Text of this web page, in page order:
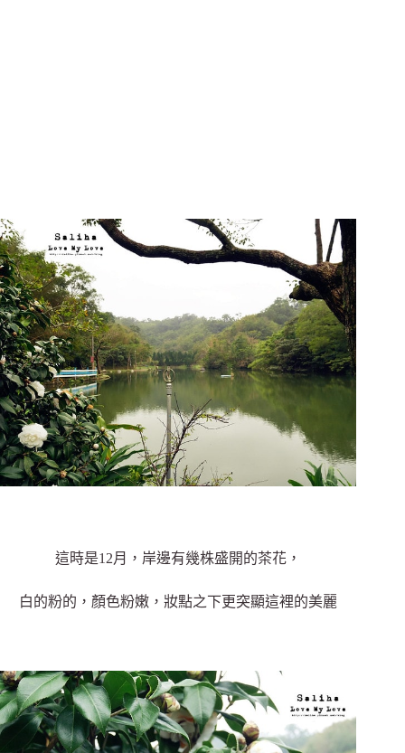
這時是12月，岸邊有幾株盛開的茶花，
白的粉的，顏色粉嫩，妝點之下更突顯這裡的美麗